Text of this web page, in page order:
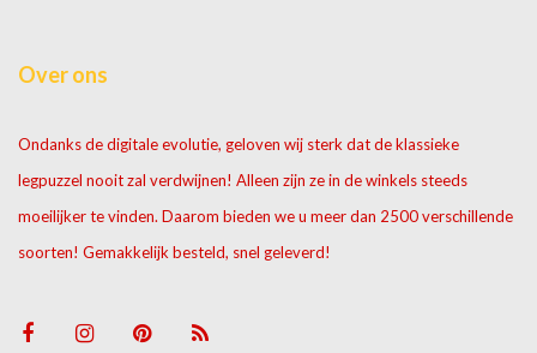
raden!
Over ons
Ondanks de digitale evolutie, geloven wij sterk dat de klassieke
legpuzzel nooit zal verdwijnen! Alleen zijn ze in de winkels steeds
moeilijker te vinden. Daarom bieden we u meer dan 2500 verschillende
soorten! Gemakkelijk besteld, snel geleverd!